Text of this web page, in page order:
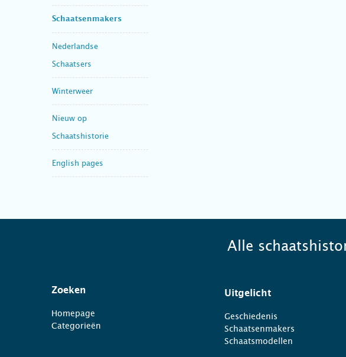
Schaatsenmakers
Nederlandse
Schaatsers
Winterweer
Nieuw op
Schaatshistorie
English pages
Alle
Zoeken
Homepage
Categorieën
Uitgelicht
Geschiedenis
Schaatsenmakers
Schaatsmodellen